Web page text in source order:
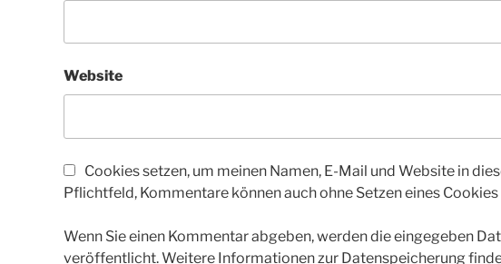
Website
Cookies setzen, um meinen Namen, E-Mail und Website in
Pflichtfeld, Kommentare können auch ohne Setzen eines
Wenn Sie einen Kommentar abgeben, werden die eingegeben
veröffentlicht. Weitere Informationen zur Datenspeicherung